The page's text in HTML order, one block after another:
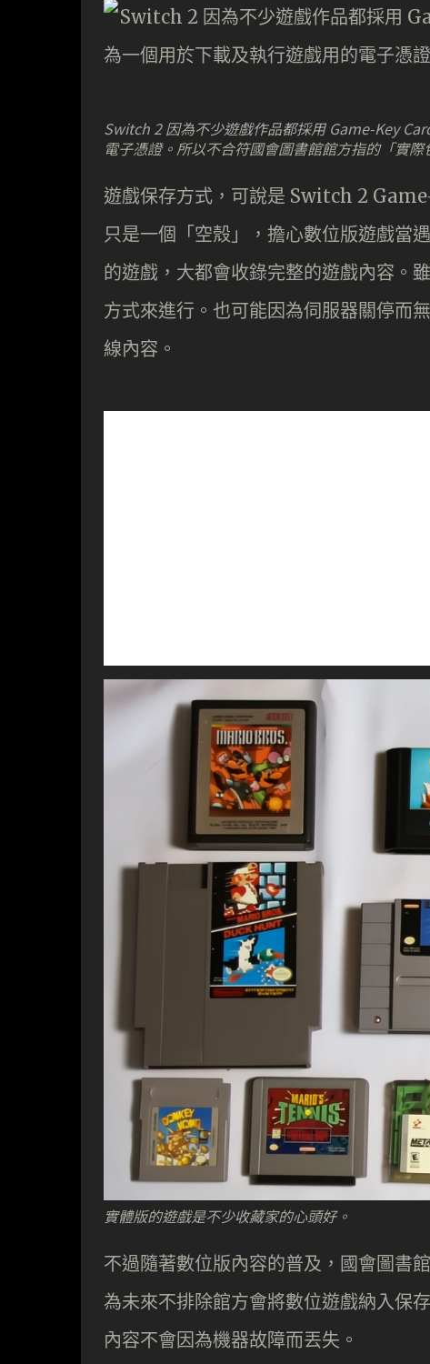
Switch 2 因為不少遊戲作品都採用 Game-Key
電子憑證。所以不合符國會圖書館館方指的「實
遊戲保存方式，可說是 Switch 2
只是一個「空殼」，擔心數位版遊戲當
的遊戲，大都會收錄完整的遊戲內容。
方式來進行。也可能因為伺服器關停而
線內容。
實體版的遊戲是不少收藏家的心頭好。
不過隨著數位版內容的普及，國會圖書
為未來不排除館方會將數位遊戲納入保
內容不會因為機器故障而丟失。